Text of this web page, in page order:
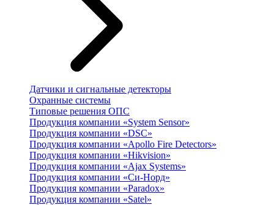
Датчики и сигнальные детекторы
Охранные системы
Типовые решения ОПС
Продукция компании «System Sensor»
Продукция компании «DSC»
Продукция компании «Apollo Fire Detectors»
Продукция компании «Hikvision»
Продукция компании «Ajax Systems»
Продукция компании «Си-Норд»
Продукция компании «Paradox»
Продукция компании «Satel»